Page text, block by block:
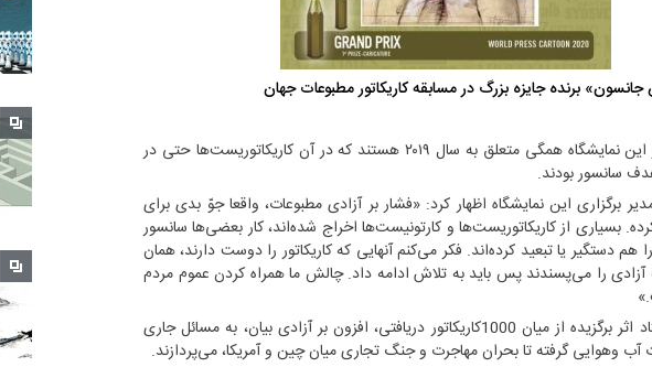
جانسون» برنده جایزه بزرگ در مسابقه کاریکاتور مطبوعات جهان
آثار ارائه‌شده در این نمایشگاه همگی متعلق به سال ۲۰۱۹ هستند که در آن کاریکاتوریست‌ها حتی در
سانسور بودند.
برگزاری این نمایشگاه اظهار کرد: «فشار بر آزادی مطبوعات،‌ واقعا جوّ بدی برای
کرده. بسیاری از کاریکاتوریست‌ها و کارتونیست‌ها اخراج شده‌اند، کار بعضی‌ها سانسور
دستگیر یا تبعید کرده‌اند. فکر می‌کنم آنهایی که کاریکاتور را دوست دارند، همان
را می‌پسندند پس باید به تلاش ادامه داد. چالش ما همراه کردن عموم مردم
دویست و هشتاد اثر برگزیده از میان 1000کاریکاتور دریافتی، افزون بر آزادی بیان، به مسائل جاری
آب‌ وهوایی گرفته تا بحران مهاجرت و جنگ تجاری میان چین و آمریکا، می‌پردازند.